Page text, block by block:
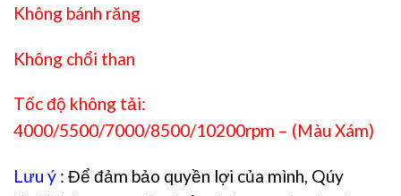
Không bánh răng
Không chổi than
Tốc độ không tải:
4000/5500/7000/8500/10200rpm – (Màu Xám)
Lưu ý : Để đảm bảo quyền lợi của mình, Qúy